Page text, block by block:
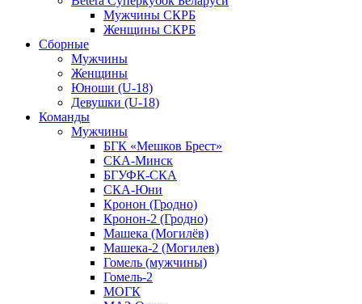
Мужчины СКРБ
Женщины СКРБ
Сборные
Мужчины
Женщины
Юноши (U-18)
Девушки (U-18)
Команды
Мужчины
БГК «Мешков Брест»
СКА-Минск
БГУФК-СКА
СКА-Юни
Кронон (Гродно)
Кронон-2 (Гродно)
Машека (Могилёв)
Машека-2 (Могилев)
Гомель (мужчины)
Гомель-2
МОГК